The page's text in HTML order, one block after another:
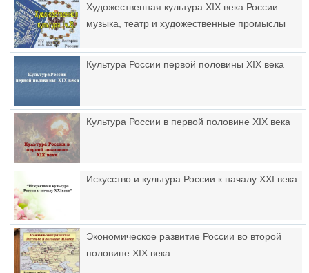
Художественная культура XIX века России:
музыка, театр и художественные промыслы
Культура России первой половины XIX века
Культура России в первой половине XIX века
Искусство и культура России к началу XXI века
Экономическое развитие России во второй
половине XIX века